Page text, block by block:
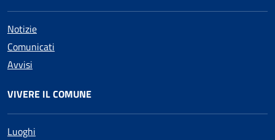
Notizie
Comunicati
Avvisi
VIVERE IL COMUNE
Luoghi